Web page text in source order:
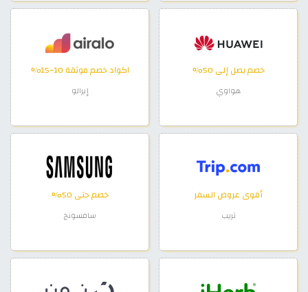
خصم يصل إلى 50%
هواوي
اكواد خصم موثقة 10–15%
إيرالو
أقوى عروض السفر
تريب
خصم حتى 50%
سامسونج